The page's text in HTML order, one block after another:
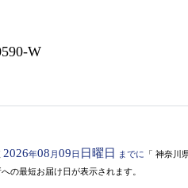
W
2026年08 月09日 日曜日 までに 「 神奈川
の最短お届け日が表示されます。